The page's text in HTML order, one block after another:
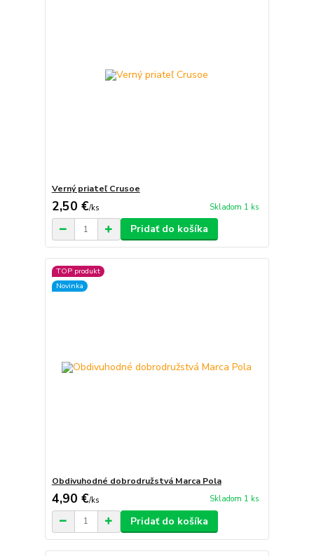
Verný priateľ Crusoe
2,50 €/ks Skladom 1 ks
Pridať do košíka
TOP produkt
Novinka
Obdivuhodné dobrodružstvá Marca Pola
4,90 €/ks Skladom 1 ks
Pridať do košíka